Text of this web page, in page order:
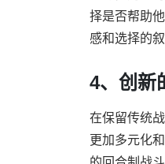
择是否帮助
感和选择的
4、创新
在保留传统
更加多元化